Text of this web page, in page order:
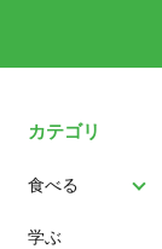
カテゴリ
食べる
パン
学ぶ